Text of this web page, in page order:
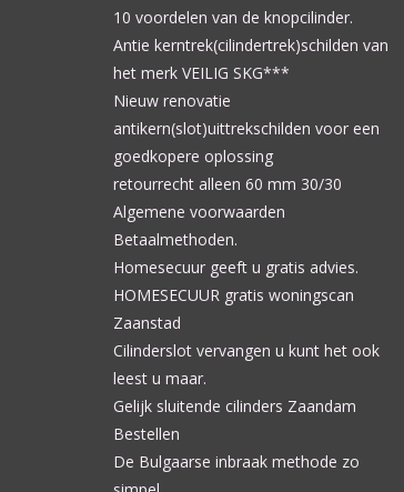
10 voordelen van de knopcilinder.
Antie kerntrek(cilindertrek)schilden van
het merk VEILIG SKG***
Nieuw renovatie
antikern(slot)uittrekschilden voor een
goedkopere oplossing
retourrecht alleen 60 mm 30/30
Algemene voorwaarden
Betaalmethoden.
Homesecuur geeft u gratis advies.
HOMESECUUR gratis woningscan
Zaanstad
Cilinderslot vervangen u kunt het ook
leest u maar.
Gelijk sluitende cilinders Zaandam
Bestellen
De Bulgaarse inbraak methode zo